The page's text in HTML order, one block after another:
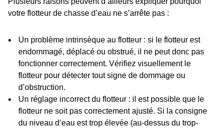
votre flotteur de chasse d’eau ne s’arrête pas :
Un problème intrinsèque au flotteur : si le flotteur est
endommagé, déplacé ou ​​obstrué, il ne peut donc pas
fonctionner correctement. Vérifiez visuellement le
flotteur pour détecter tout signe de dommage ​​ou
d’obstruction.
Un réglage incorrect du flotteur : il est possible que le
flotteur ne soit pas correctement ajusté. Si la consigne
du niveau d’eau est trop élevée (au-dessus du trop-